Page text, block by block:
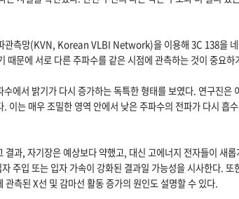
관측망(KVN, Korean VLBI Network)을 이용해 3C 138을
문에 서로 다른 주파수를 같은 시점에 관측하는 것이 중요하
에서 밝기가 다시 증가하는 독특한 형태를 보였다. 연구진은
매우 조밀한 영역 안에서 낮은 주파수의 전파가 다시 흡
과, 자기장은 예상보다 약했고, 대신 고에너지 전자들이 새롭
주입 또는 입자 가속이 강화된 결과일 가능성을 시사한다. 또
측된 X선 및 감마선 활동 증가의 원인도 설명할 수 있다.